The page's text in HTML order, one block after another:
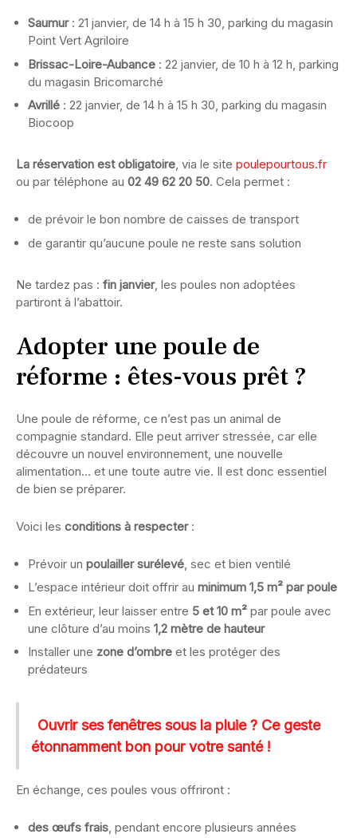
Saumur: 21 janvier, de 14 h à 15 h 30, parking du magasin
Point Vert Agriloire
Brissac-Loire-Aubance : 22 janvier, de 10 h à 12 h, parking
du magasin Bricomarché
Avrillé : 22 janvier, de 14 h à 15 h 30, parking du magasin
Biocoop
La réservation est obligatoire, via le site poulepourtous.fr
ou par téléphone au 02 49 62 20 50. Cela permet :
de prévoir le bon nombre de caisses de transport
de garantir qu’aucune poule ne reste sans solution
Ne tardez pas : fin janvier, les poules non adoptées
partiront à l’abattoir.
Adopter une poule de
réforme : êtes-vous prêt ?
Une poule de réforme, ce n’est pas un animal de
compagnie standard. Elle peut arriver stressée, car elle
découvre un nouvel environnement, une nouvelle
alimentation… et une toute autre vie. Il est donc essentiel
de bien se préparer.
Voici les conditions à respecter:
Prévoir un poulailler surélevé , sec et bien ventilé
L’espace intérieur doit offrir au minimum 1,5 m² par poule
En extérieur, leur laisser entre 5 et 10 m² par poule avec
une clôture d’au moins 1,2 mètre de hauteur
Installer une zone d’ombre et les protéger des
prédateurs
Ouvrir ses fenêtres sous la pluie ? Ce geste
étonnamment bon pour votre santé !
En échange, ces poules vous offriront :
des œufs frais, pendant encore plusieurs années